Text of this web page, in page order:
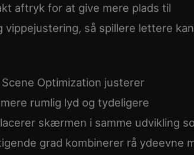
aftryk for at give mere plads til
så spillere lettere kan
Optimization justerer
rumlig lyd og tydeligere
skærmen i samme udvikling
grad kombinerer rå ydeevne